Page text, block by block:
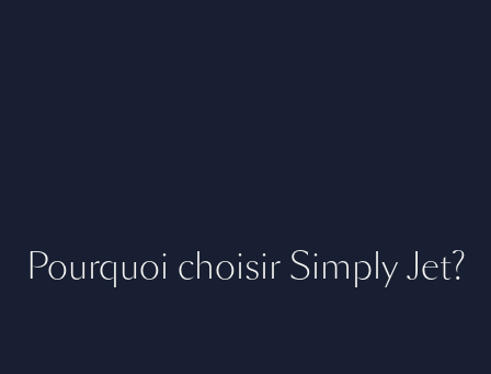
Pourquoi choisir Simply Jet?